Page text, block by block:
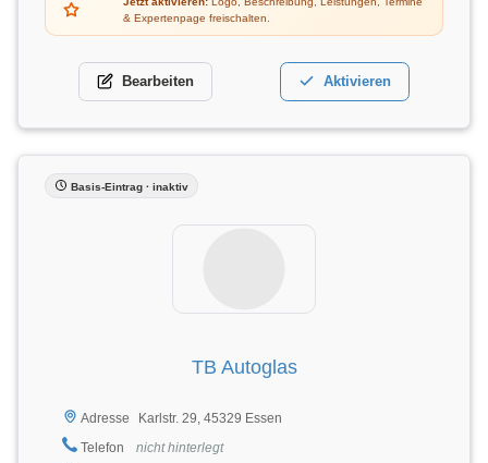
& Expertenpage freischalten.
Bearbeiten Aktivieren
Basis-Eintrag · inaktiv
TB Autoglas
Adresse
Karlstr. 29, 45329 Essen
Telefon
nicht hinterlegt